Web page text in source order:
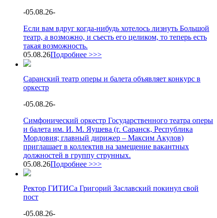
-05.08.26-
Если вам вдруг когда-нибудь хотелось лизнуть Большой
театр, а возможно, и съесть его целиком, то теперь есть
такая возможность.
05.08.26Подробнее >>>
Саранский театр оперы и балета объявляет конкурс в
оркестр
-05.08.26-
Симфонический оркестр Государственного театра оперы
и балета им. И. М. Яушева (г. Саранск, Республика
Мордовия; главный дирижер – Максим Акулов)
приглашает в коллектив на замещение вакантных
должностей в группу струнных.
05.08.26Подробнее >>>
Ректор ГИТИСа Григорий Заславский покинул свой
пост
-05.08.26-